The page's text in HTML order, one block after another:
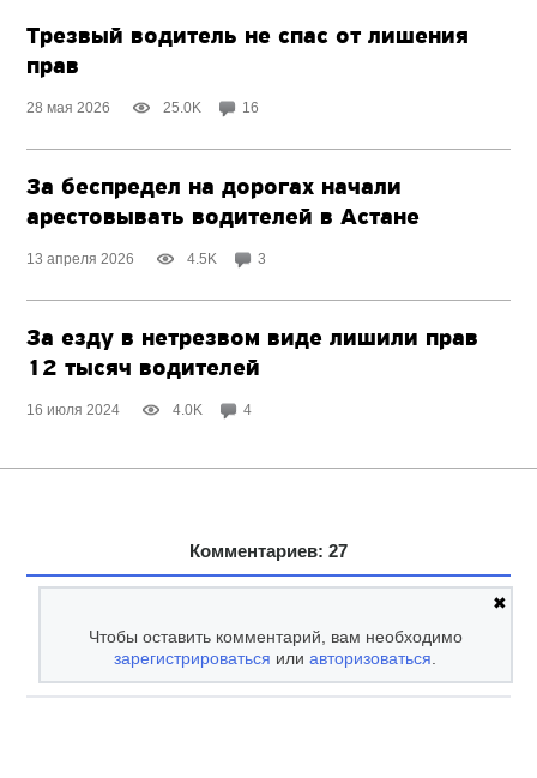
Трезвый водитель не спас от лишения
прав
28 мая 2026 25.0K 16
За беспредел на дорогах начали
арестовывать водителей в Астане
13 апреля 2026 4.5K 3
За езду в нетрезвом виде лишили прав
12 тысяч водителей
16 июля 2024 4.0K 4
Комментариев: 27
✖
Чтобы оставить комментарий, вам необходимо
зарегистрироваться илиавторизоваться.